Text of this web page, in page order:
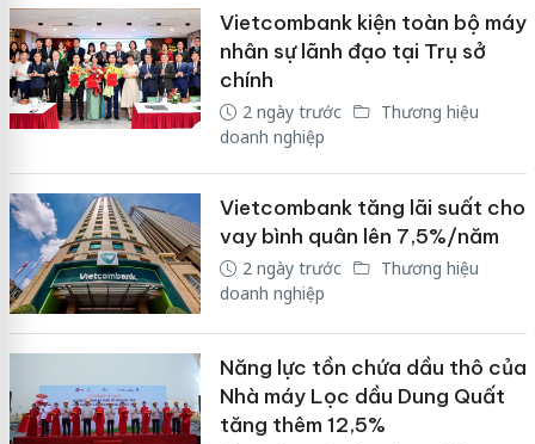
Vietcombank kiện toàn bộ máy
nhân sự lãnh đạo tại Trụ sở
chính
2 ngày trước
Thương hiệu
doanh nghiệp
Vietcombank tăng lãi suất cho
vay bình quân lên 7,5%/năm
2 ngày trước
Thương hiệu
doanh nghiệp
Năng lực tồn chứa dầu thô của
Nhà máy Lọc dầu Dung Quất
tăng thêm 12,5%